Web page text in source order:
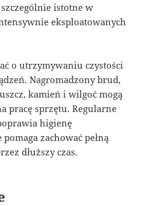
istotne w
eksploatowanych
o utrzymywaniu czystości
Nagromadzony brud,
kamień i wilgoć mogą
pracę sprzętu. Regularne
higienę
zachować pełną
dłuższy czas.